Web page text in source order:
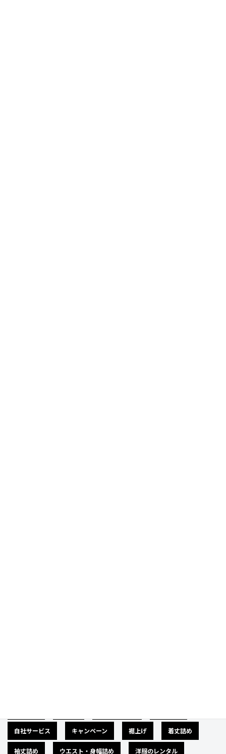
自社サービス キャンペーン 裾上げ 着丈詰め
袖丈詰め ウエスト・身幅詰め 洋服のレンタル